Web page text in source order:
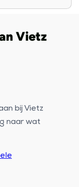
Vietz
bij Vietz
naar wat